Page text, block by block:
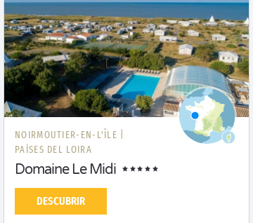
NOIRMOUTIER-EN-L'ÎLE |
PAÍSES DEL LOIRA
Domaine Le Midi
DESCUBRIR